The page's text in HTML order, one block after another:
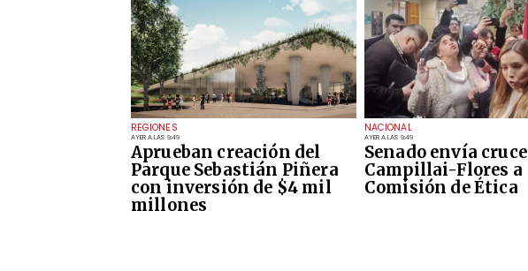
REGIONES
AYER A LAS 9:49
Aprueban creación del
Parque Sebastián Piñera
con inversión de $4 mil
millones
NACIONAL
AYER A LAS 9:49
Senado envía cruce
Campillai-Flores a
Comisión de Ética